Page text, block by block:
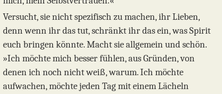
Versucht, sie nicht spezifisch zu machen, ihr Lieben,
denn wenn ihr das tut, schränkt ihr das ein, was Spirit
euch bringen könnte. Macht sie allgemein und schön.
»Ich möchte mich besser fühlen, aus Gründen, von
denen ich noch nicht weiß, warum. Ich möchte
aufwachen, möchte jeden Tag mit einem Lächeln